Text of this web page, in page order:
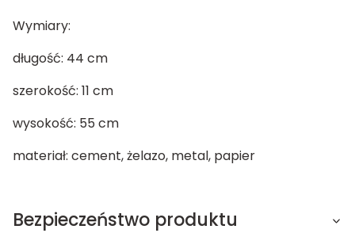
Wymiary:
długość: 44 cm
szerokość: 11 cm
wysokość: 55 cm
materiał: cement, żelazo, metal, papier
Bezpieczeństwo produktu